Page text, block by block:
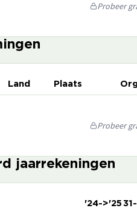
Probeer
Land Plaats
Probeer
jaarrekeningen
'24->'25